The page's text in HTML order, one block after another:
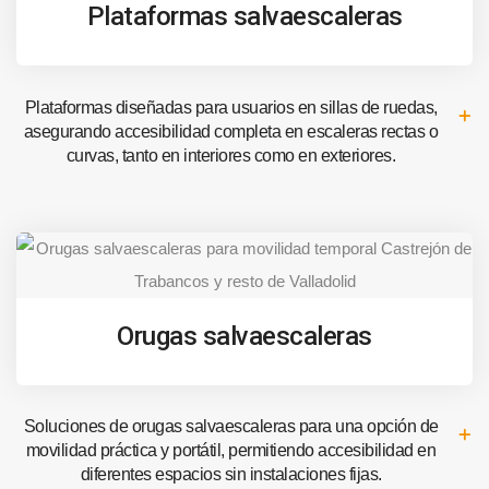
Plataformas salvaescaleras
Plataformas diseñadas para usuarios en sillas de ruedas,
asegurando accesibilidad completa en escaleras rectas o
curvas, tanto en interiores como en exteriores.
Orugas salvaescaleras
Soluciones de orugas salvaescaleras para una opción de
movilidad práctica y portátil, permitiendo accesibilidad en
diferentes espacios sin instalaciones fijas.